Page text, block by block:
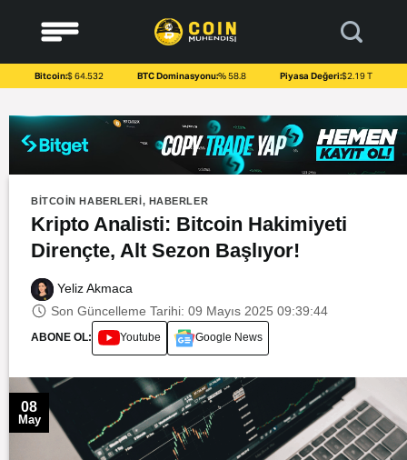
content
Bitcoin:$ 64.532 BTC Dominasyonu:% 58.8 Piyasa Değeri:$2.19 T
BITCOIN HABERLERI, HABERLER
Kripto Analisti: Bitcoin Hakimiyeti
Dirençte, Alt Sezon Başlıyor!
Yeliz Akmaca
Son Güncelleme Tarihi: 09 Mayıs 2025 09:39:44
ABONE OL: Youtube Google News
08
May